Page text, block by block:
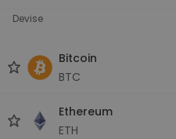
Devise
Bitcoin
BTC
Ethereum
ETH